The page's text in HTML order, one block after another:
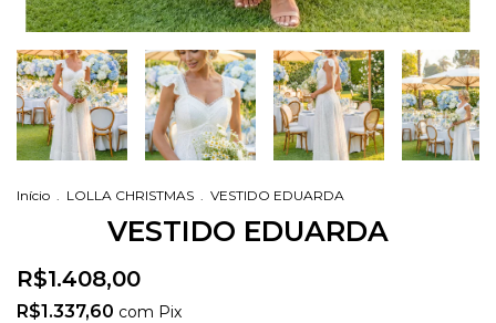
Início LOLLA CHRISTMAS VESTIDO EDUARDA
VESTIDO EDUARDA
R$1.408,00
R$1.337,60 com Pix